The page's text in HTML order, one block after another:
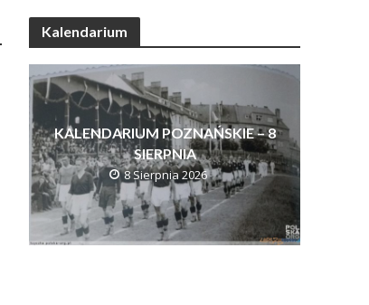
Kalendarium
KALENDARIUM POZNAŃSKIE – 8
SIERPNIA
8 Sierpnia 2026